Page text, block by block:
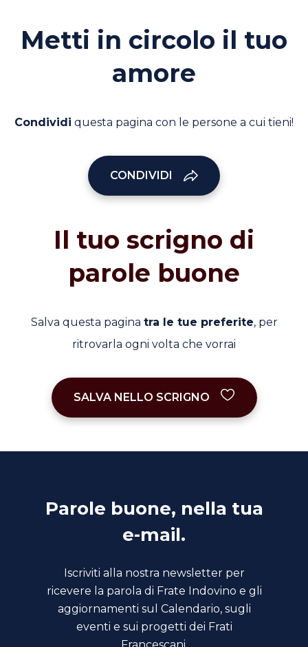
Metti in circolo il tuo
amore
Condividi questa pagina con le persone a cui tieni!
CONDIVIDI
Il tuo scrigno di
parole buone
Salva questa pagina tra le tue preferite, per
ritrovarla ogni volta che vorrai
SALVA NELLO SCRIGNO
Parole buone, nella tua
e-mail.
Iscriviti alla nostra newsletter per
ricevere la parola di Frate Indovino e gli
aggiornamenti sul Calendario, sugli
eventi e sui progetti dei Frati